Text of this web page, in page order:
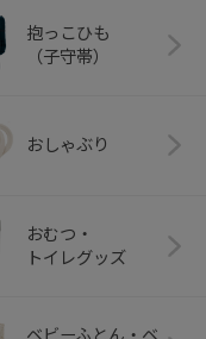
抱っこひも
（子守帯）
おしゃぶり
おむつ・
トイレグッズ
ベビーふとん・ベ